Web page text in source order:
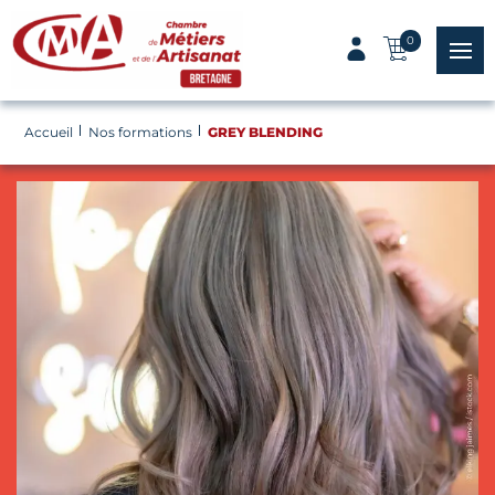
Panneau de gestion des cookies
0
menu
Accueil Nos formations GREY BLENDING